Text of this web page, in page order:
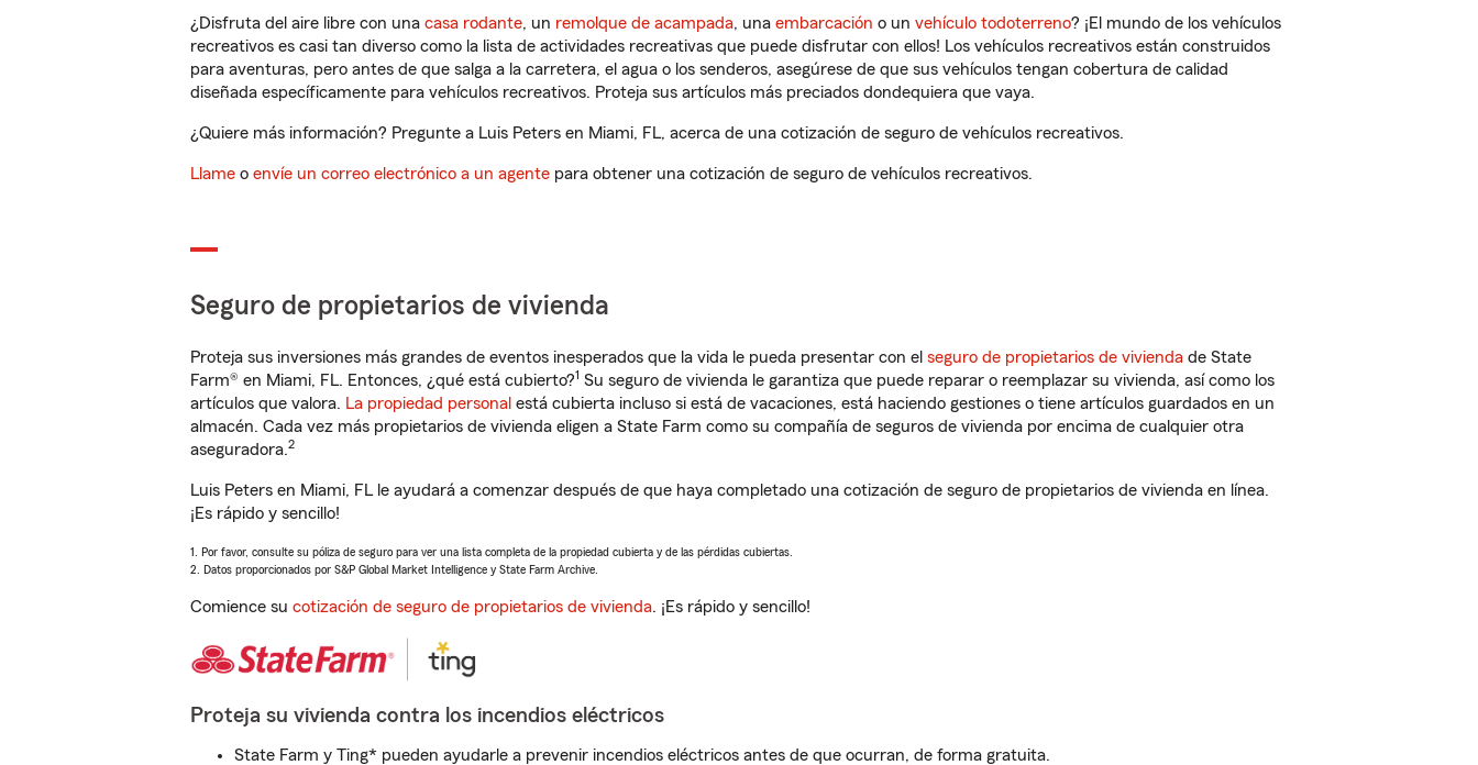
¿Disfruta del aire libre con una casa rodante, un remolque de acampada, una embarcación o un vehículo todoterreno? ¡El mundo de los vehículos
recreativos es casi tan diverso como la lista de actividades recreativas que puede disfrutar con ellos! Los vehículos recreativos están construidos
para aventuras, pero antes de que salga a la carretera, el agua o los senderos, asegúrese de que sus vehículos tengan cobertura de calidad
diseñada específicamente para vehículos recreativos. Proteja sus artículos más preciados dondequiera que vaya.
¿Quiere más información? Pregunte a Luis Peters en Miami, FL, acerca de una cotización de seguro de vehículos recreativos.
Llame o envíe un correo electrónico a un agente para obtener una cotización de seguro de vehículos recreativos.
Seguro de propietarios de vivienda
Proteja sus inversiones más grandes de eventos inesperados que la vida le pueda presentar con el seguro de propietarios de vivienda de State
Farm® en Miami, FL. Entonces, ¿qué está cubierto?1 Su seguro de vivienda le garantiza que puede reparar o reemplazar su vivienda, así como los
artículos que valora. La propiedad personal está cubierta incluso si está de vacaciones, está haciendo gestiones o tiene artículos guardados en un
almacén. Cada vez más propietarios de vivienda eligen a State Farm como su compañía de seguros de vivienda por encima de cualquier otra
aseguradora.2
Luis Peters en Miami, FL le ayudará a comenzar después de que haya completado una cotización de seguro de propietarios de vivienda en línea.
¡Es rápido y sencillo!
1. Por favor, consulte su póliza de seguro para ver una lista completa de la propiedad cubierta y de las pérdidas cubiertas.
2. Datos proporcionados por S&P Global Market Intelligence y State Farm Archive.
Comience su cotización de seguro de propietarios de vivienda. ¡Es rápido y sencillo!
Proteja su vivienda contra los incendios eléctricos
State Farm y Ting* pueden ayudarle a prevenir incendios eléctricos antes de que ocurran, de forma gratuita.